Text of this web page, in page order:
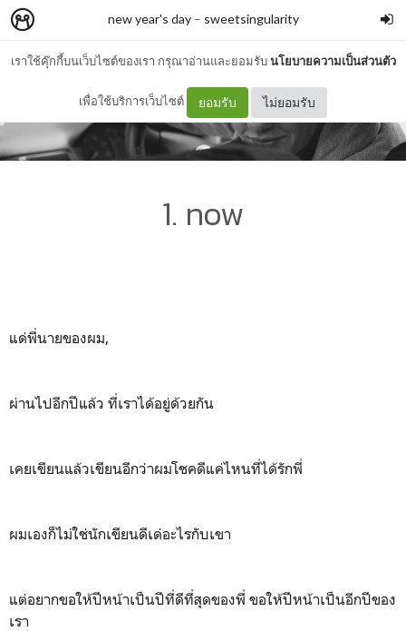
เราใช้คุ๊กกี้บนเว็บไซต์ของเรา กรุณาอ่านและยอมรับนโยบายความเป็นส่วนตัว
เพื่อใช้บริการเว็บไซต์ ยอมรับ ไม่ยอมรับ
new year's day– sweetsingularity
1. now
แด่พี่นายของผม,
ผ่านไปอีกปีแล้ว ที่เราได้อยู่ด้วยกัน
เคยเขียนแล้วเขียนอีกว่าผมโชคดีแค่ไหนที่ได้รักพี่
ผมเองก็ไม่ใช่นักเขียนดีเด่อะไรกับเขา
แต่อยากขอให้ปีหน้าเป็นปีที่ดีที่สุดของพี่ ขอให้ปีหน้าเป็นอีกปีของ
เรา